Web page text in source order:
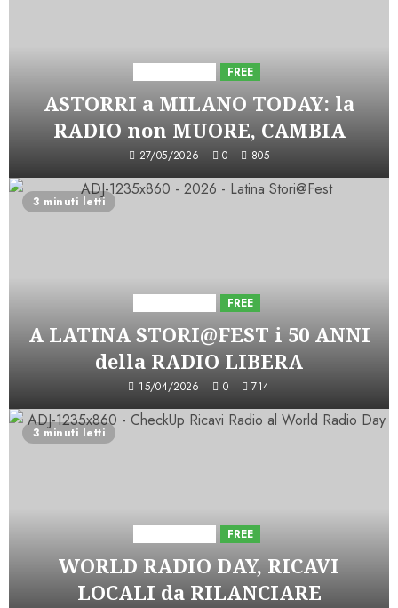
FREE
ASTORRI a MILANO TODAY: la
RADIO non MUORE, CAMBIA
27/05/2026 0 805
3 minuti letti
FREE
A LATINA STORI@FEST i 50 ANNI
della RADIO LIBERA
15/04/2026 0 714
3 minuti letti
FREE
WORLD RADIO DAY, RICAVI
LOCALI da RILANCIARE